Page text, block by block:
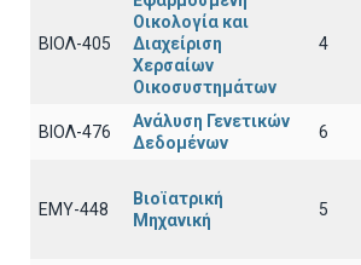
ΒΙΟΛ-405
Οικολογία και
Διαχείριση
Χερσαίων
Οικοσυστημάτων
4
ΒΙΟΛ-476
Ανάλυση Γενετικών
Δεδομένων
6
ΕΜΥ-448
Βιοϊατρική
Μηχανική
5